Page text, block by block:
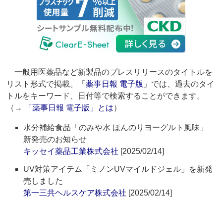
一般用医薬品など新製品のプレスリリースのタイトルを
リスト形式で掲載。「薬事日報 電子版 」では、過去のタイ
トルをキーワード、日付等で検索することができます。
（→
「薬事日報 電子版」とは）
水分補給食品「のみや水 ほんのりヨーグルト風味」
新発売のお知らせ
キッセイ薬品工業株式会社 [2025/02/14]
UV対策アイテム「ミノンUVマイルドジェル」を新発
売しました
第一三共ヘルスケア株式会社 [2025/02/14]